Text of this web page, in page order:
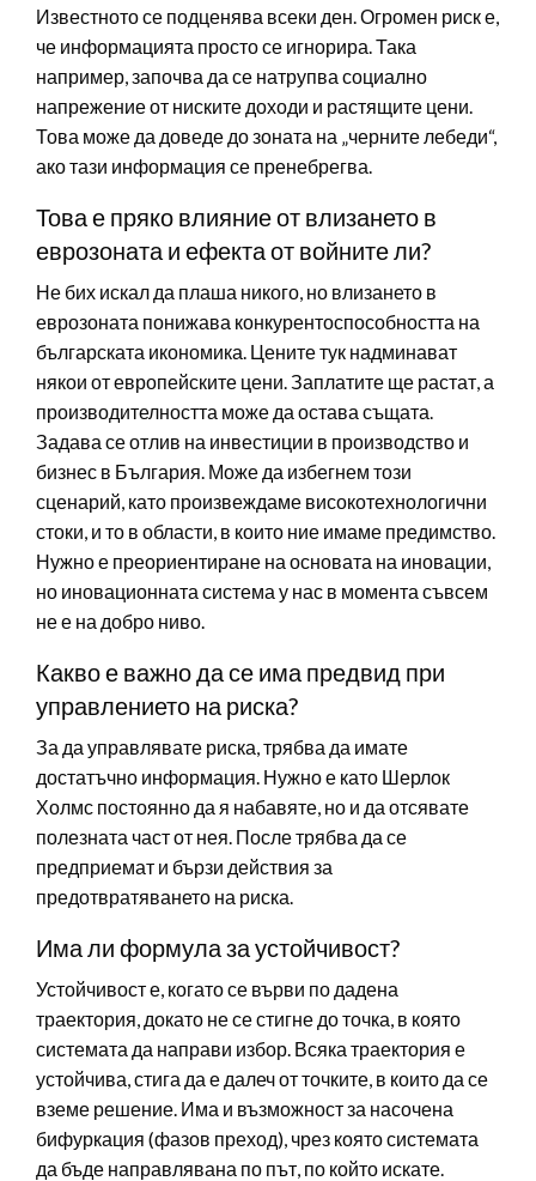
Известното се подценява всеки ден. Огромен риск е,
че информацията просто се игнорира. Така
например, започва да се натрупва социално
напрежение от ниските доходи и растящите цени.
Това може да доведе до зоната на „черните лебеди“,
ако тази информация се пренебрегва.
Това е пряко влияние от влизането в
еврозоната и ефекта от войните ли?
Не бих искал да плаша никого, но влизането в
еврозоната понижава конкурентоспособността на
българската икономика. Цените тук надминават
някои от европейските цени. Заплатите ще растат, а
производителността може да остава същата.
Задава се отлив на инвестиции в производство и
бизнес в България. Може да избегнем този
сценарий, като произвеждаме високотехнологични
стоки, и то в области, в които ние имаме предимство.
Нужно е преориентиране на основата на иновации,
но иновационната система у нас в момента съвсем
не е на добро ниво.
Какво е важно да се има предвид при
управлението на риска?
За да управлявате риска, трябва да имате
достатъчно информация. Нужно е като Шерлок
Холмс постоянно да я набавяте, но и да отсявате
полезната част от нея. После трябва да се
предприемат и бързи действия за
предотвратяването на риска.
Има ли формула за устойчивост?
Устойчивост е, когато се върви по дадена
траектория, докато не се стигне до точка, в която
системата да направи избор. Всяка траектория е
устойчива, стига да е далеч от точките, в които да се
вземе решение. Има и възможност за насочена
бифуркация (фазов преход), чрез която системата
да бъде направлявана по път, по който искате.